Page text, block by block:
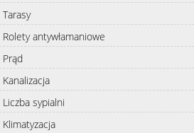
Tarasy
Rolety antywłamaniowe
Prąd
Kanalizacja
Liczba sypialni
Klimatyzacja